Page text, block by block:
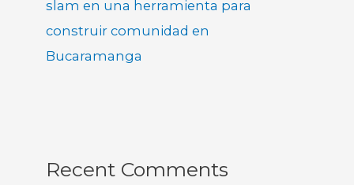
slam en una herramienta para
construir comunidad en
Bucaramanga
Recent Comments